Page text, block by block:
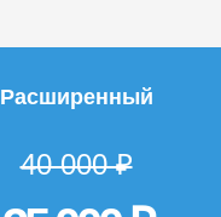
Расширенный
40 000 ₽